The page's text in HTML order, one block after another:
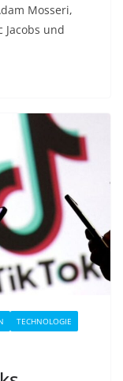
Mosseri,
Jacobs und
TECHNOLOGIE